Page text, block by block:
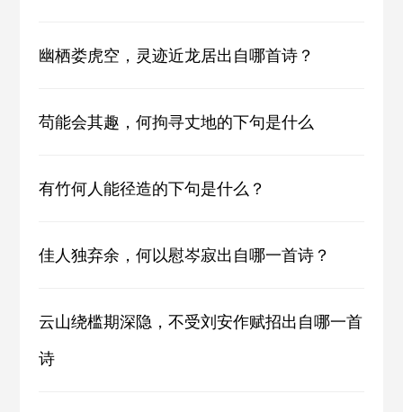
幽栖娄虎空，灵迹近龙居出自哪首诗？
苟能会其趣，何拘寻丈地的下句是什么
有竹何人能径造的下句是什么？
佳人独弃余，何以慰岑寂出自哪一首诗？
云山绕槛期深隐，不受刘安作赋招出自哪一首
诗